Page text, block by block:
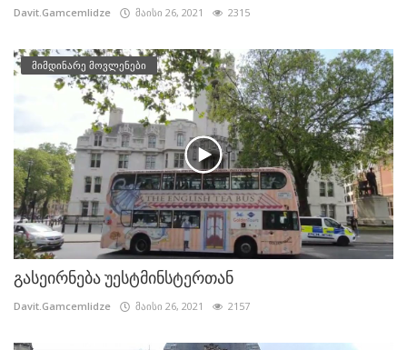
Davit.Gamcemlidze მაისი 26, 2021 2315
მიმდინარე მოვლენები
გასეირნება უესტმინსტერთან
Davit.Gamcemlidze მაისი 26, 2021 2157